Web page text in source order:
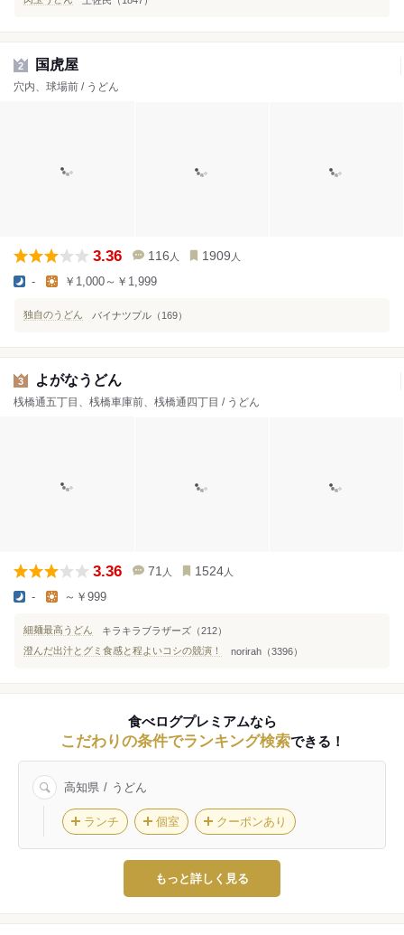
2 国虎屋
穴内、球場前 / うどん
3.36 116 人 1909 人
- ￥1,000～￥1,999
独自のうどん バイナツプル（169）
3 よがなうどん
桟橋通五丁目、桟橋車庫前、桟橋通四丁目 / うどん
3.36 71 人 1524 人
- ～￥999
細麺最高うどん
キラキラブラザーズ（212）
澄んだ出汁とグミ食感と程よいコシの競演！
norirah（3396）
食べログプレミアムなら
こだわりの条件でランキング検索できる！
高知県 うどん
ランチ 個室 クーポンあり
もっと詳しく見る